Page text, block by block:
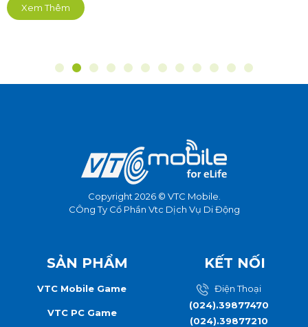
Xem Thêm
Copyright 2026 © VTC Mobile.
CÔng Ty Cổ Phần Vtc Dịch Vụ Di Động
SẢN PHẨM
VTC Mobile Game
VTC PC Game
KẾT NỐI
Điện Thoại
(024).39877470
(024).39877210